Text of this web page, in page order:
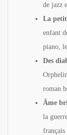
de jazz
La
enfant
piano,
Des
roman
Âme
la
français